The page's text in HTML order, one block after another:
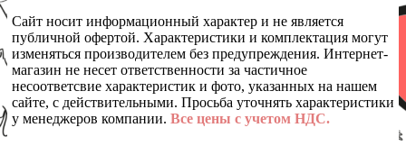
Сайт носит информационный характер и не является
публичной офертой. Характеристики и комплектация могут
изменяться производителем без предупреждения. Интернет-
магазин не несет ответственности за частичное
несоответсвие характеристик и фото, указанных на нашем
сайте, с действительными. Просьба уточнять характеристики
у менеджеров компании. Все цены с учетом НДС.